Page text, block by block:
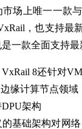
上唯一一款与
，也支持最
一款全面支持
8还针对
缘计算节点领
架构
础架构对网络